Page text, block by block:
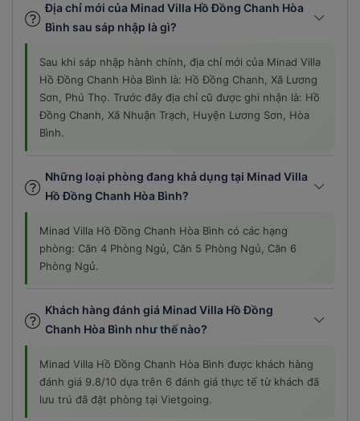
Địa chỉ mới của Minad Villa Hồ Đồng Chanh Hòa
Bình sau sáp nhập là gì?
Sau khi sáp nhập hành chính, địa chỉ mới của Minad Villa
Hồ Đồng Chanh Hòa Bình là: Hồ Đồng Chanh, Xã Lương
Sơn, Phú Thọ. Trước đây địa chỉ cũ được ghi nhận là: Hồ
Đồng Chanh, Xã Nhuận Trạch, Huyện Lương Sơn, Hòa
Bình.
Những loại phòng đang khả dụng tại Minad Villa
Hồ Đồng Chanh Hòa Bình?
Minad Villa Hồ Đồng Chanh Hòa Bình có các hạng
phòng: Căn 4 Phòng Ngủ, Căn 5 Phòng Ngủ, Căn 6
Phòng Ngủ.
Khách hàng đánh giá Minad Villa Hồ Đồng
Chanh Hòa Bình như thế nào?
Minad Villa Hồ Đồng Chanh Hòa Bình được khách hàng
đánh giá 9.8/10 dựa trên 6 đánh giá thực tế từ khách đã
lưu trú đã đặt phòng tại Vietgoing.